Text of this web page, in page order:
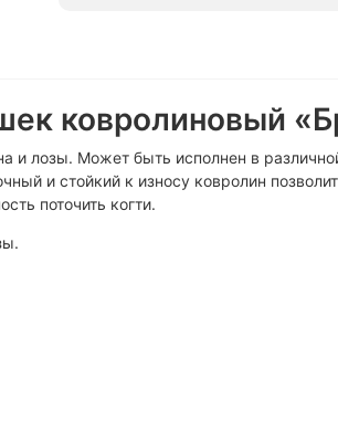
ковролиновый
и лозы. Может быть исполнен в
и стойкий к износу ковролин
поточить когти.